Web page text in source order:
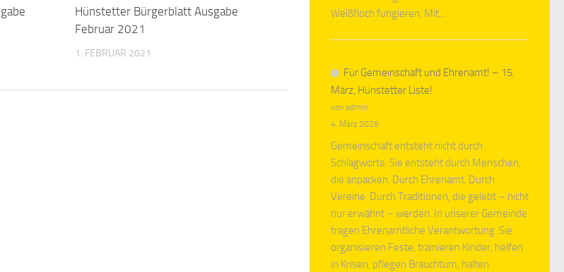
Hünstetter Bürgerblatt Ausgabe
Februar 2021
1. FEBRUAR 2021
Weißfloch fungieren. Mit...
Für Gemeinschaft und Ehrenamt! – 15.
März, Hünstetter Liste!
von admin
4. März 2026
Gemeinschaft entsteht nicht durch
Schlagworte. Sie entsteht durch Menschen,
die anpacken. Durch Ehrenamt. Durch
Vereine. Durch Traditionen, die gelebt – nicht
nur erwähnt – werden. In unserer Gemeinde
tragen Ehrenamtliche Verantwortung. Sie
organisieren Feste, trainieren Kinder, helfen
in Krisen, pflegen Brauchtum, halten